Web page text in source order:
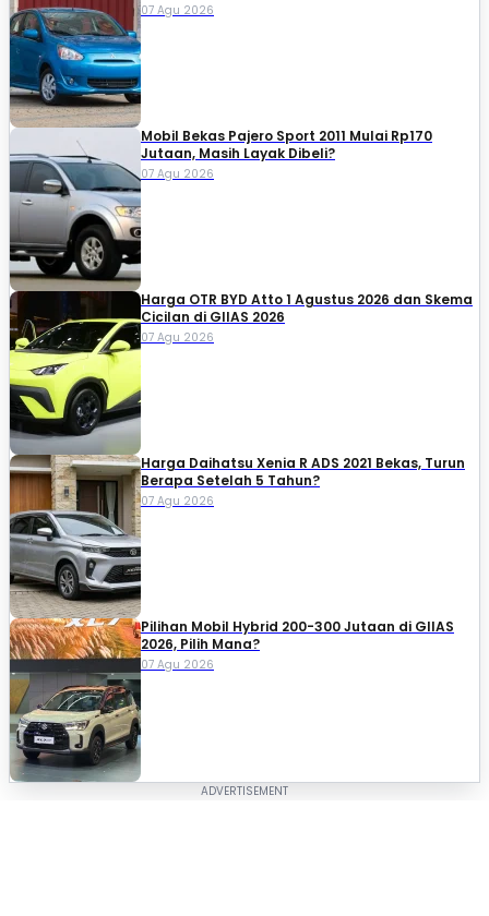
07 Agu 2026
Mobil Bekas Pajero Sport 2011 Mulai Rp170
Jutaan, Masih Layak Dibeli?
07 Agu 2026
Harga OTR BYD Atto 1 Agustus 2026 dan Skema
Cicilan di GIIAS 2026
07 Agu 2026
Harga Daihatsu Xenia R ADS 2021 Bekas, Turun
Berapa Setelah 5 Tahun?
07 Agu 2026
Pilihan Mobil Hybrid 200-300 Jutaan di GIIAS
2026, Pilih Mana?
07 Agu 2026